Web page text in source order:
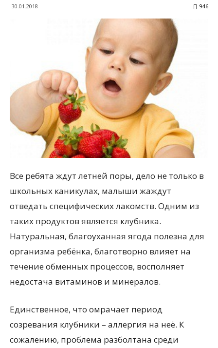
30.01.2018 946
Все ребята ждут летней поры, дело не только в
школьных каникулах, малыши жаждут
отведать специфических лакомств. Одним из
таких продуктов является клубника.
Натуральная, благоуханная ягода полезна для
организма ребёнка, благотворно влияет на
течение обменных процессов, восполняет
недостача витаминов и минералов.
Единственное, что омрачает период
созревания клубники – аллергия на неё. К
сожалению, проблема разболтана среди